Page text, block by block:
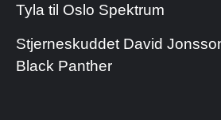
Tyla til Oslo Spektrum
Stjerneskuddet David
Black Panther